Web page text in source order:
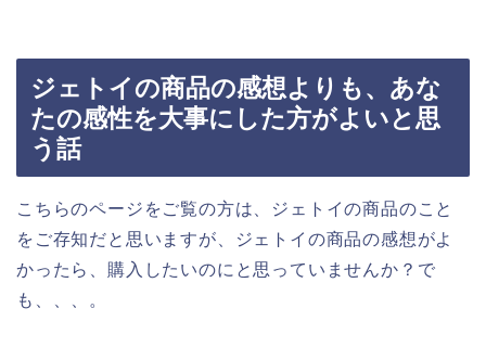
ジェトイの商品の感想よりも、あな
たの感性を大事にした方がよいと思
う話
こちらのページをご覧の方は、ジェトイの商品のこと
をご存知だと思いますが、ジェトイの商品の感想がよ
かったら、購入したいのにと思っていませんか？で
も、、、。